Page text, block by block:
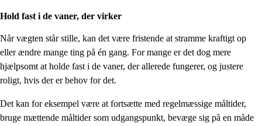
Hold fast i de vaner, der virker
Når vægten står stille, kan det være fristende at stramme kraftigt op
eller ændre mange ting på én gang. For mange er det dog mere
hjælpsomt at holde fast i de vaner, der allerede fungerer, og justere
roligt, hvis der er behov for det.
Det kan for eksempel være at fortsætte med regelmæssige måltider,
bruge mættende måltider som udgangspunkt, bevæge sig på en måde